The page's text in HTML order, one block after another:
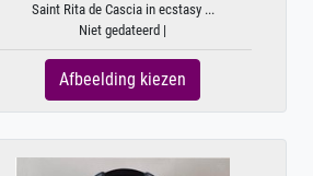
Saint Rita de Cascia in ecstasy ...
Niet gedateerd |
Afbeelding kiezen